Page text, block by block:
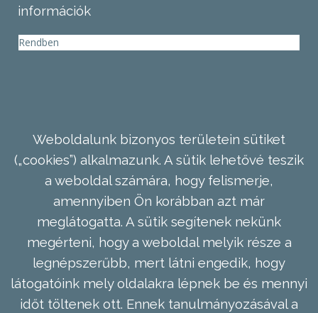
információk
Rendben
Weboldalunk bizonyos területein sütiket
(„cookies”) alkalmazunk. A sütik lehetővé teszik
a weboldal számára, hogy felismerje,
amennyiben Ön korábban azt már
meglátogatta. A sütik segítenek nekünk
megérteni, hogy a weboldal melyik része a
legnépszerűbb, mert látni engedik, hogy
látogatóink mely oldalakra lépnek be és mennyi
időt töltenek ott. Ennek tanulmányozásával a